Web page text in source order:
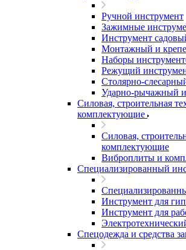
Ручной инструмент
Зажимные
Инструмент
Монтажный и
Наборы
Режущий
Столярно-
Ударно-рычажный
Силовая, строительная
комплектующие
Силовая,
комплектующие
Виброплиты и
Специализированный
Инструмент для
Инструмент для
Спецодежда и средства